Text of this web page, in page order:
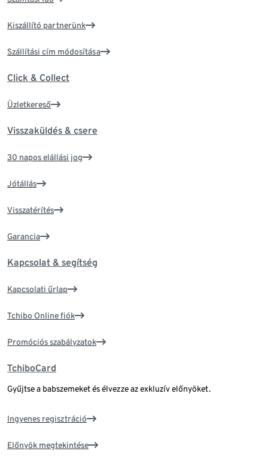
Kiszállító partnerünk
Szállítási cím módosítása
Click & Collect
Üzletkereső
Visszaküldés & csere
30 napos elállási jog
Jótállás
Visszatérítés
Garancia
Kapcsolat & segítség
Kapcsolati űrlap
Tchibo Online fiók
Promóciós szabályzatok
TchiboCard
Gyűjtse a babszemeket és élvezze az exkluzív előnyöket.
Ingyenes regisztráció
Előnyök megtekintése